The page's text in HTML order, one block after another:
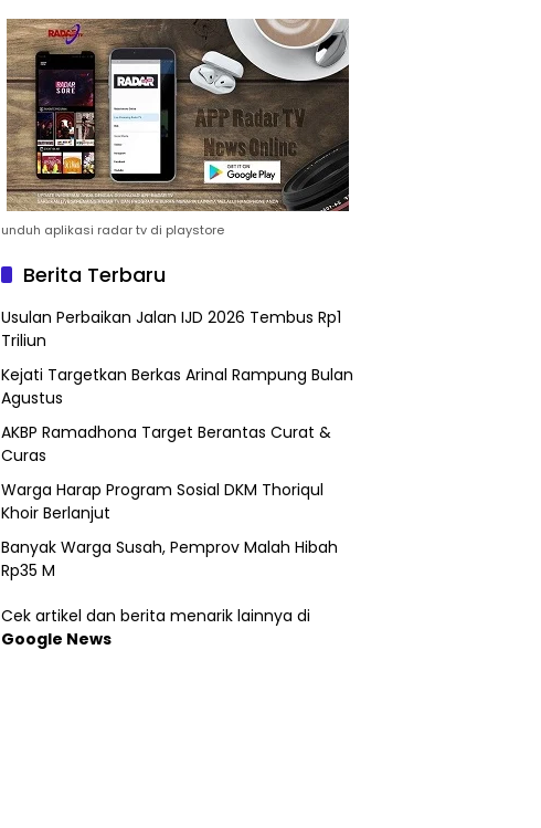
unduh aplikasi radar tv di playstore
Berita Terbaru
Usulan Perbaikan Jalan IJD 2026 Tembus Rp1
Triliun
Kejati Targetkan Berkas Arinal Rampung Bulan
Agustus
AKBP Ramadhona Target Berantas Curat &
Curas
Warga Harap Program Sosial DKM Thoriqul
Khoir Berlanjut
Banyak Warga Susah, Pemprov Malah Hibah
Rp35 M
Cek artikel dan berita menarik lainnya di
Google News